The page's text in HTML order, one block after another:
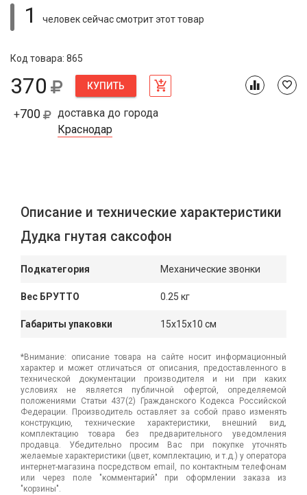
1 человек сейчас смотритэтот товар
Код товара: 865
370 КУПИТЬ
+700
доставка до города
Краснодар
Описание и технические характеристики
Дудка гнутая саксофон
Подкатегория Механические звонки
Вес БРУТТО 0.25 кг
Габариты упаковки 15x15x10 см
*Внимание: описание товара на сайте носит информационный
характер и может отличаться от описания, предоставленного в
технической документации производителя и ни при каких
условиях не является публичной офертой, определяемой
положениями Статьи 437(2) Гражданского Кодекса Российской
Федерации. Производитель оставляет за собой право изменять
конструкцию, технические характеристики, внешний вид,
комплектацию товара без предварительного уведомления
продавца. Убедительно просим Вас при покупке уточнять
желаемые характеристики (цвет, комплектацию, и т.д.) у оператора
интернет-магазина посредством email, по контактным телефонам
или через поле "комментарий" при оформлении заказа из
"корзины".